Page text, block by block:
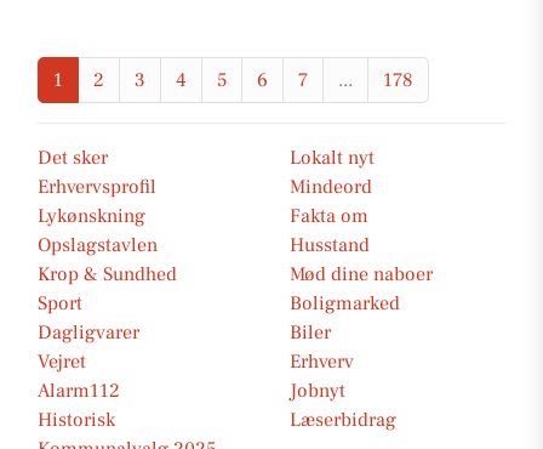
1 2 3 4 5 6 7 ... 178
Det sker
Lokalt nyt
Erhvervsprofil
Mindeord
Lykønskning
Fakta om
Opslagstavlen
Husstand
Krop & Sundhed
Mød dine naboer
Sport
Boligmarked
Dagligvarer
Biler
Vejret
Erhverv
Alarm112
Jobnyt
Historisk
Læserbidrag